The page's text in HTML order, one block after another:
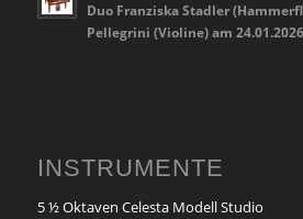
Duo Franziska Stadler
Pellegrini (Violine) am
INSTRUMENTE
5 ½ Oktaven Celesta Modell Studio